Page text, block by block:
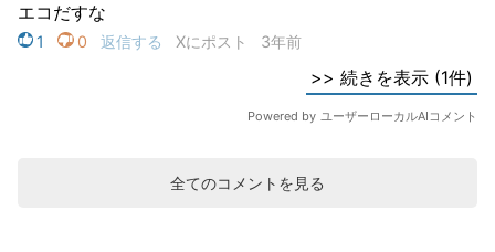
全てのコメントを見る